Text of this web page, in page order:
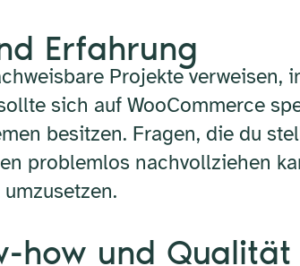
Erfahrung
Projekte
sich auf WooCommerce
besitzen. Fragen, die du
problemlos nachvollziehen
how und Qualität